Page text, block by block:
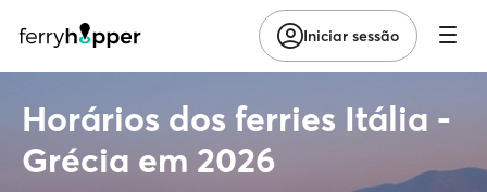
Iniciar sessão
Horários dos ferries Itália -
Grécia em 2026